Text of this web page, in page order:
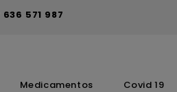
636 571 987
Medicamentos Covid 19